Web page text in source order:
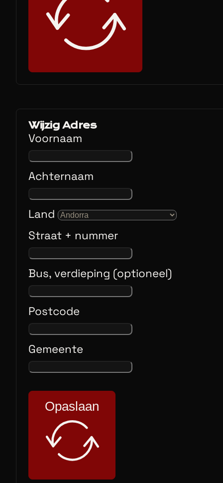
Wijzig Adres
Voornaam
Achternaam
Land
Straat + nummer
Bus, verdieping (optioneel)
Postcode
Gemeente
Opaslaan